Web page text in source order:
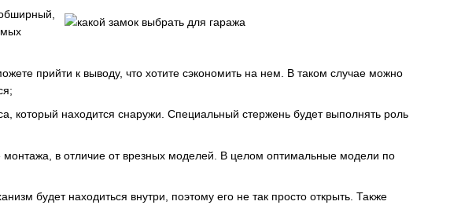
прийти к выводу, что хотите сэкономить на нем. В таком случае можно
который находится снаружи. Специальный стержень будет выполнять роль
в отличие от врезных моделей. В целом оптимальные модели по
будет находиться внутри, поэтому его не так просто открыть. Также